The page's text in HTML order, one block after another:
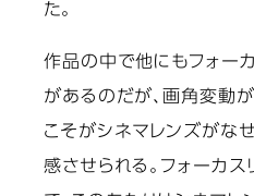
た。
作品の中で他にもフォー
があるのだが、画角変動
こそがシネマレンズがな
感させられる。フォーカ